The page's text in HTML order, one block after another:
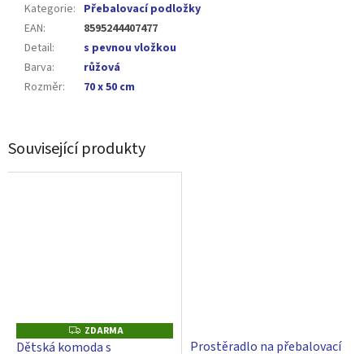
Související produkty
Z
D
ZDARMA
Dětská komoda s Prostěradlo na přebalovací
Kategorie: Přebalovací podložky
EAN:
8595244407477
Detail:
s pevnou vložkou
Barva:
růžová
Rozměr: 70 x 50 cm